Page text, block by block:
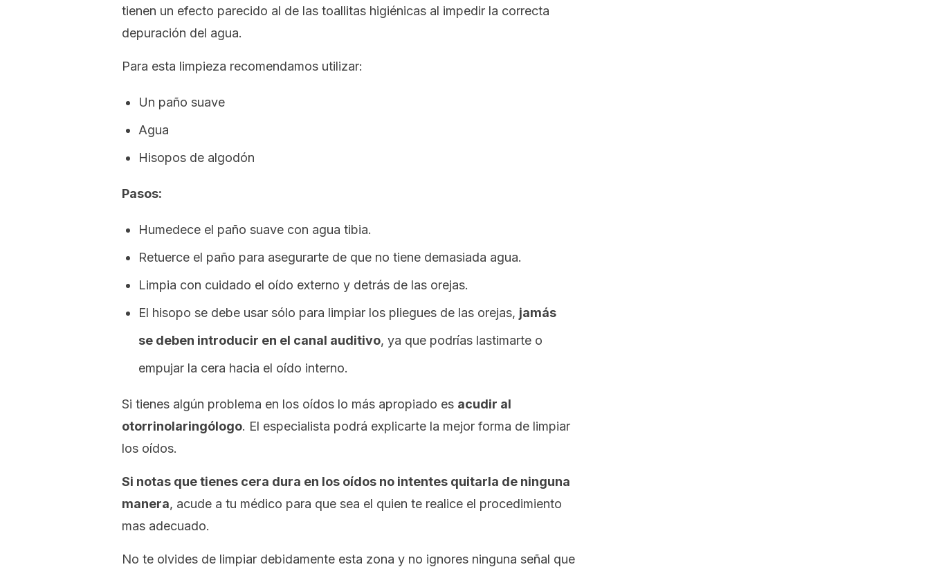
tienen un efecto parecido al de las toallitas higiénicas al impedir la correcta
depuración del agua.
Para esta limpieza recomendamos utilizar:
Un paño suave
Agua
Hisopos de algodón
Pasos:
Humedece el paño suave con agua tibia.
Retuerce el paño para asegurarte de que no tiene demasiada agua.
Limpia con cuidado el oído externo y detrás de las orejas.
El hisopo se debe usar sólo para limpiar los pliegues de las orejas, jamás
se deben introducir en el canal auditivo, ya que podrías lastimarte o
empujar la cera hacia el oído interno.
Si tienes algún problema en los oídos lo más apropiado es acudir al
otorrinolaringólogo. El especialista podrá explicarte la mejor forma de limpiar
los oídos.
Si notas que tienes cera dura en los oídos no intentes quitarla de ninguna
manera, acude a tu médico para que sea el quien te realice el procedimiento
mas adecuado.
No te olvides de limpiar debidamente esta zona y no ignores ninguna señal que